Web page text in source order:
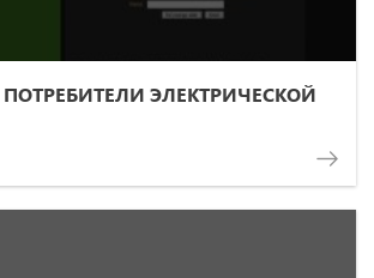
ЭЛЕКТРИЧЕСКОЙ